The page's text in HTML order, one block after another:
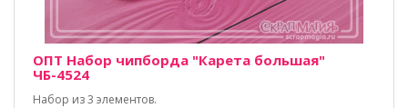
ОПТ Набор чипборда "Карета большая"
ЧБ-4524
Набор из 3 элементов.